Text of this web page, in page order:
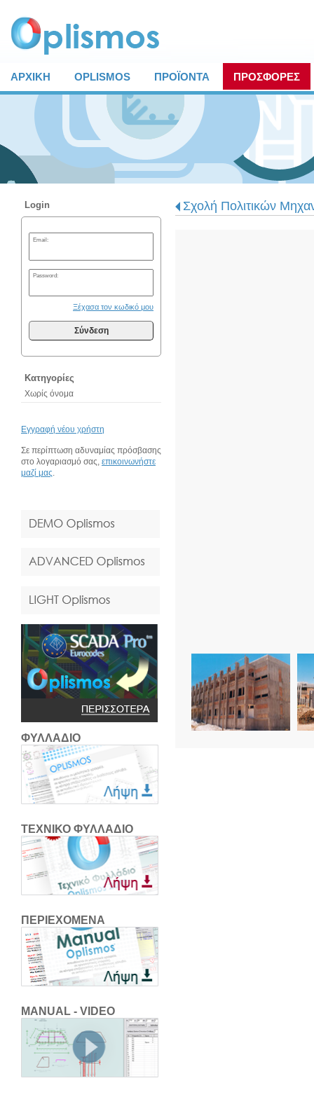
ΑΡΧΙΚΗ OPLISMOS ΠΡΟΪΟΝΤΑ ΠΡΟΣΦΟΡΕΣ
Login
Email:
Password:
Ξέχασα τον κωδικό μου
Σύνδεση
Κατηγορίες
Χωρίς όνομα
Εγγραφή νέου χρήστη
Σε περίπτωση αδυναμίας πρόσβασης
στο λογαριασμό σας, επικοινωνήστε
μαζί μας.
ΦΥΛΛΑΔΙΟ
ΤΕΧΝΙΚΟ ΦΥΛΛΑΔΙΟ
ΠΕΡΙΕΧΟΜΕΝΑ
MANUAL - VIDEO
Σχολή Πολιτικών